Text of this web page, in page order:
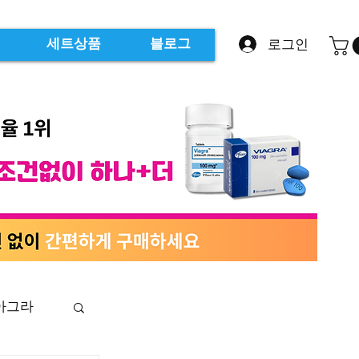
세트상품 블로그 로그인
그라